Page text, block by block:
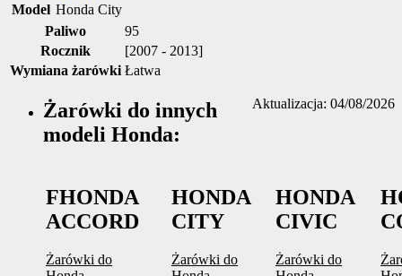
Model Honda City
Paliwo
95
Rocznik
[2007 - 2013]
Wymiana żarówki Łatwa
Aktualizacja: 04/08/2026
Żarówki do innych
modeli Honda:
FHONDA
ACCORD
Żarówki do
HONDA
CITY
Żarówki do
HONDA
CIVIC
Żarówki do